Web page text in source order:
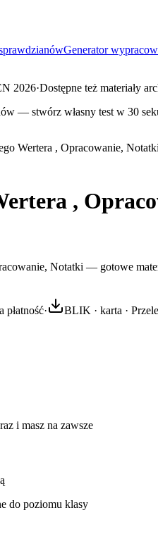
Generator
2026·Dostępne też materiały
— stwórz własny test w 30
Wertera , Opracowanie, Notatki
,
Notatki — gotowe
płatność· BLIK · karta ·
i masz na zawsze
do poziomu klasy